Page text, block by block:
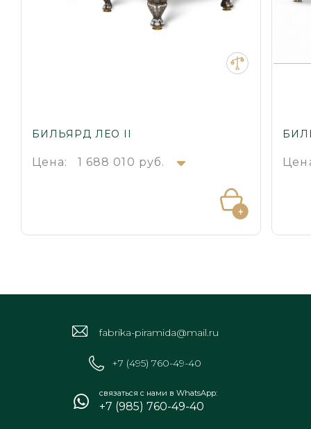
БИЛЬЯРД ЛЕО II
Цена: 1 688 010 руб.
fabrika-piramida@mail.ru
+7 (495) 760-49-40
связаться с нами в WhatsApp:
+7 (985) 760-49-40